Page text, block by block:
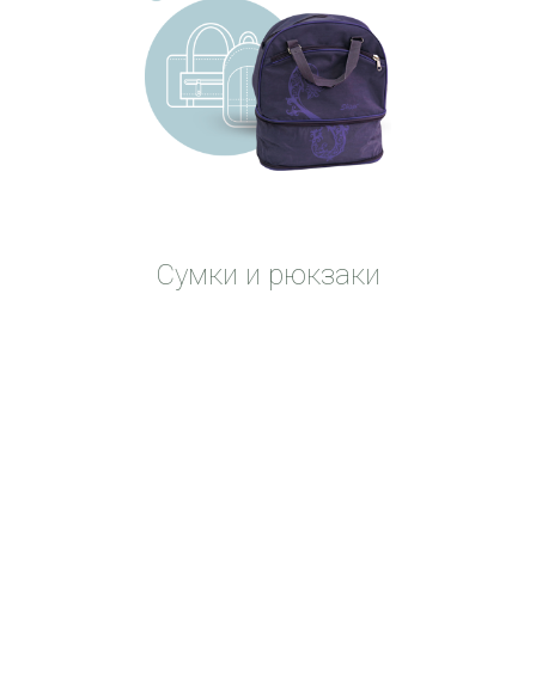
Сумки и рюкзаки